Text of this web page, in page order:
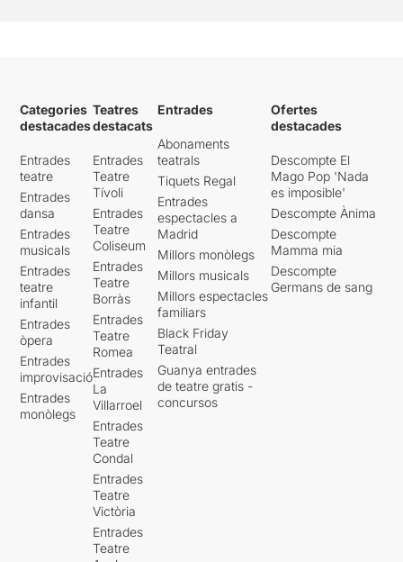
Categories
destacades
Entrades
teatre
Entrades
dansa
Entrades
musicals
Entrades
teatre
infantil
Entrades
òpera
Entrades
improvisació
Entrades
monòlegs
Teatres
destacats
Entrades
Teatre
Tívoli
Entrades
Teatre
Coliseum
Entrades
Teatre
Borràs
Entrades
Teatre
Romea
Entrades
La
Villarroel
Entrades
Teatre
Condal
Entrades
Teatre
Victòria
Entrades
Teatre
Entrades
Abonaments
teatrals
Tiquets Regal
Entrades
espectacles a
Madrid
Millors monòlegs
Millors musicals
Millors espectacles
familiars
Black Friday
Teatral
Guanya entrades
de teatre gratis -
concursos
Ofertes
destacades
Descompte El
Mago Pop 'Nada
es imposible'
Descompte Ànima
Descompte
Mamma mia
Descompte
Germans de sang